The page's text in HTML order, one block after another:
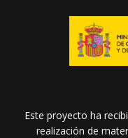
Este proyecto ha
realización de